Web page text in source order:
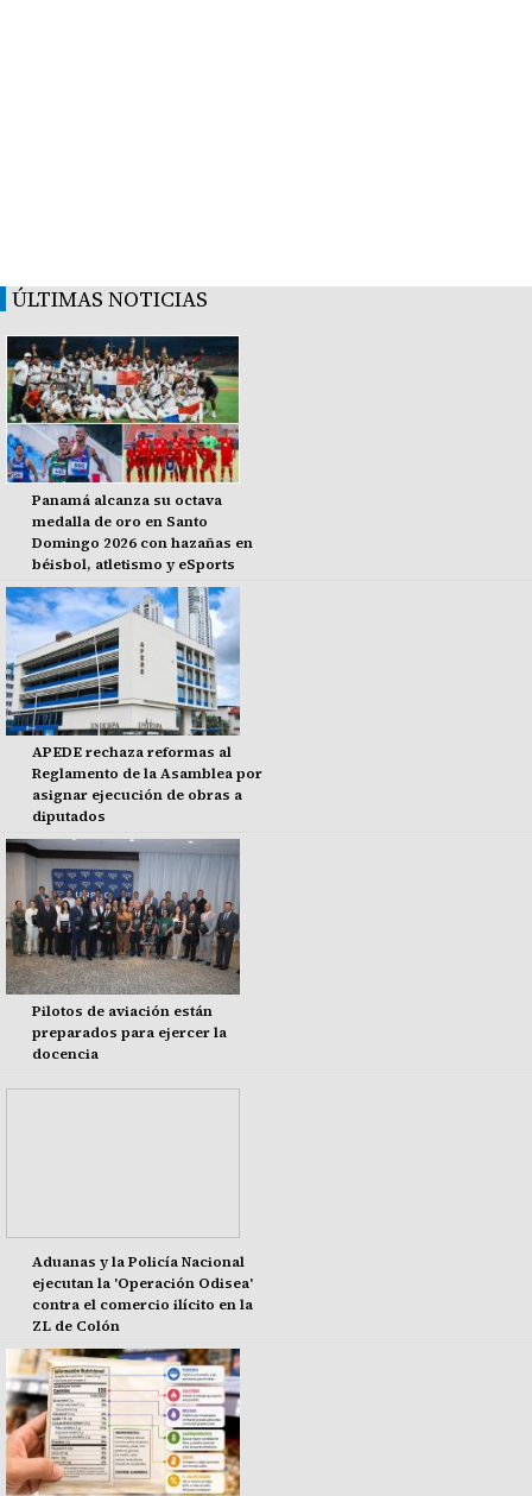
ÚLTIMAS NOTICIAS
Panamá alcanza su octava
medalla de oro en Santo
Domingo 2026 con hazañas en
béisbol, atletismo y eSports
APEDE rechaza reformas al
Reglamento de la Asamblea por
asignar ejecución de obras a
diputados
Pilotos de aviación están
preparados para ejercer la
docencia
Aduanas y la Policía Nacional
ejecutan la 'Operación Odisea'
contra el comercio ilícito en la
ZL de Colón